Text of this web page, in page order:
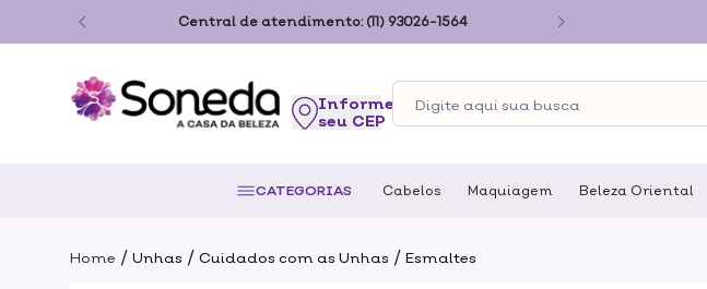
Central de atendimento: (11) 93026-1564
seu CEP
CATEGORIAS Cabelos Maquiagem Beleza Oriental
Home / Unhas / Cuidados com as Unhas / Esmaltes